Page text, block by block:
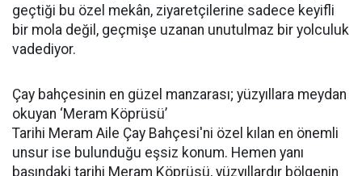
geçtiği bu özel mekân, ziyaretçilerine sadece keyifli
bir mola değil, geçmişe uzanan unutulmaz bir yolculuk
vadediyor.
Çay bahçesinin en güzel manzarası; yüzyıllara meydan
okuyan ‘Meram Köprüsü’
Tarihi Meram Aile Çay Bahçesi'ni özel kılan en önemli
unsur ise bulunduğu eşsiz konum. Hemen yanı
başındaki tarihi Meram Köprüsü, yüzyıllardır bölgenin